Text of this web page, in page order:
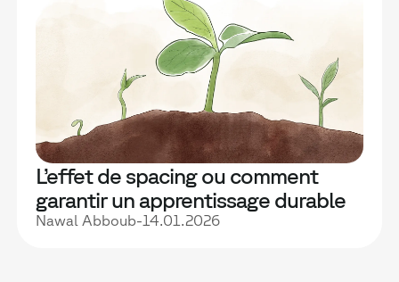
L’effet de spacing ou comment
garantir un apprentissage durable
Nawal Abboub-14.01.2026